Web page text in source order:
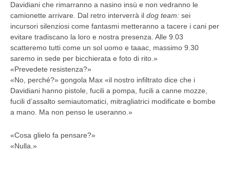
Davidiani che rimarranno a nasino insù e non vedranno le
camionette arrivare. Dal retro interverrà il dog team: sei
incursori silenziosi come fantasmi metteranno a tacere i cani per
evitare tradiscano la loro e nostra presenza. Alle 9.03
scatteremo tutti come un sol uomo e taaac, massimo 9.30
saremo in sede per bicchierata e foto di rito.»
«Prevedete resistenza?»
«No, perché?» gongola Max «il nostro infiltrato dice che i
Davidiani hanno pistole, fucili a pompa, fucili a canne mozze,
fucili d’assalto semiautomatici, mitragliatrici modificate e bombe
a mano. Ma non penso le useranno.»
«Cosa glielo fa pensare?»
«Nulla.»